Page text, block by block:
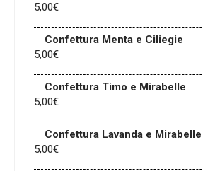
5,00€
Confettura Menta e Ciliegie
5,00€
Confettura Timo e Mirabelle
5,00€
Confettura Lavanda e Mirabelle
5,00€